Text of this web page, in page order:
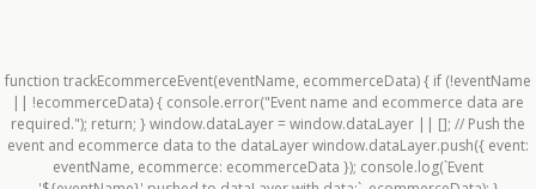
function trackEcommerceEvent(eventName, ecommerceData) { if (!eventName
|| !ecommerceData) { console.error("Event name and ecommerce data are
required."); return; } window.dataLayer = window.dataLayer || []; // Push the
event and ecommerce data to the dataLayer window.dataLayer.push({ event:
eventName, ecommerce: ecommerceData }); console.log(`Event